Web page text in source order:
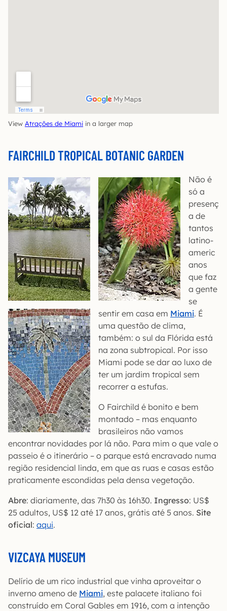
View Atrações de Miami in a larger map
FAIRCHILD TROPICAL BOTANIC GARDEN
Não é
só a
presenç
a de
tantos
latino-
americ
anos
que faz
a gente
se
sentir em casa em Miami. É
uma questão de clima,
também: o sul da Flórida está
na zona subtropical. Por isso
Miami pode se dar ao luxo de
ter um jardim tropical sem
recorrer a estufas.
O Fairchild é bonito e bem
montado – mas enquanto
brasileiros não vamos
encontrar novidades por lá não. Para mim o que vale o
passeio é o itinerário – o parque está encravado numa
região residencial linda, em que as ruas e casas estão
praticamente escondidas pela densa vegetação.
Abre: diariamente, das 7h30 às 16h30. Ingresso: US$
25 adultos, US$ 12 até 17 anos, grátis até 5 anos. Site
oficial: aqui.
VIZCAYA MUSEUM
Delírio de um rico industrial que vinha aproveitar o
inverno ameno de Miami, este palacete italiano foi
construído em Coral Gables em 1916, com a intenção